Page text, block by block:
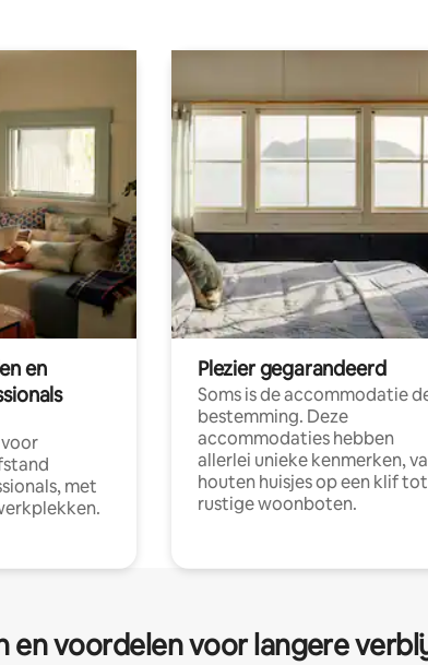
en
met
Plezier gegarandeerd
Soms is de accommodatie
bestemming. Deze
accommodaties hebben
allerlei unieke kenmerken,
houten huisjes op een klif tot
rustige woonboten.
en voordelen voor langere